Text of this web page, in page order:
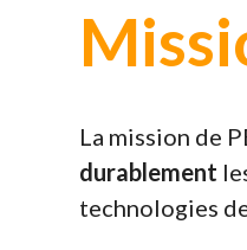
La mission de
durablement
technologies